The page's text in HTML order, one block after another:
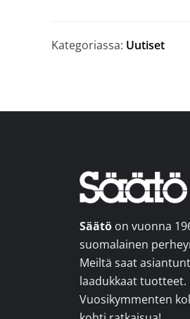
Kategoriassa: Uutiset
Säätöon vuonna
suomalainen
Meiltä saat
laadukkaat tuotteet.
Vuosikymmenten